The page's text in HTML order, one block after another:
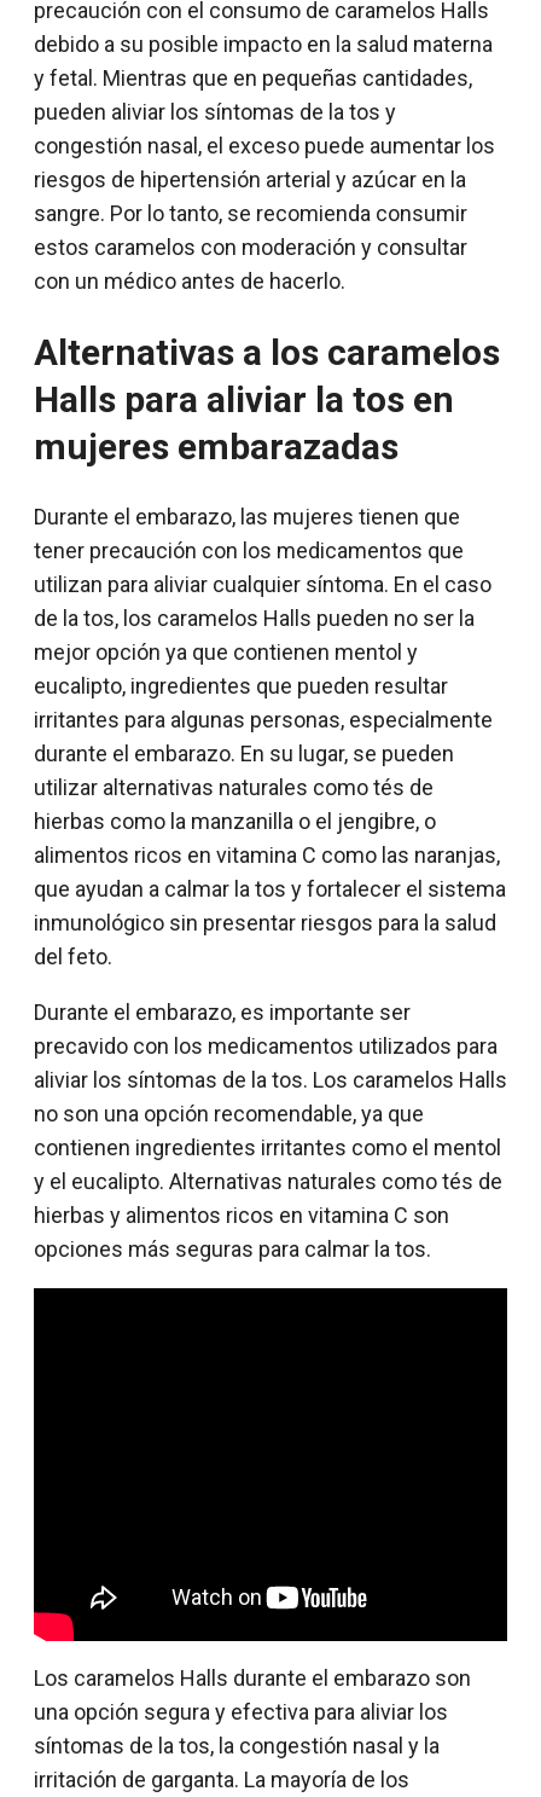
precaución con el consumo de caramelos Halls
debido a su posible impacto en la salud materna
y fetal. Mientras que en pequeñas cantidades,
pueden aliviar los síntomas de la tos y
congestión nasal, el exceso puede aumentar los
riesgos de hipertensión arterial y azúcar en la
sangre. Por lo tanto, se recomienda consumir
estos caramelos con moderación y consultar
con un médico antes de hacerlo.
Alternativas a los caramelos
Halls para aliviar la tos en
mujeres embarazadas
Durante el embarazo, las mujeres tienen que
tener precaución con los medicamentos que
utilizan para aliviar cualquier síntoma. En el caso
de la tos, los caramelos Halls pueden no ser la
mejor opción ya que contienen mentol y
eucalipto, ingredientes que pueden resultar
irritantes para algunas personas, especialmente
durante el embarazo. En su lugar, se pueden
utilizar alternativas naturales como tés de
hierbas como la manzanilla o el jengibre, o
alimentos ricos en vitamina C como las naranjas,
que ayudan a calmar la tos y fortalecer el sistema
inmunológico sin presentar riesgos para la salud
del feto.
Durante el embarazo, es importante ser
precavido con los medicamentos utilizados para
aliviar los síntomas de la tos. Los caramelos Halls
no son una opción recomendable, ya que
contienen ingredientes irritantes como el mentol
y el eucalipto. Alternativas naturales como tés de
hierbas y alimentos ricos en vitamina C son
opciones más seguras para calmar la tos.
Los caramelos Halls durante el embarazo son
una opción segura y efectiva para aliviar los
síntomas de la tos, la congestión nasal y la
irritación de garganta. La mayoría de los